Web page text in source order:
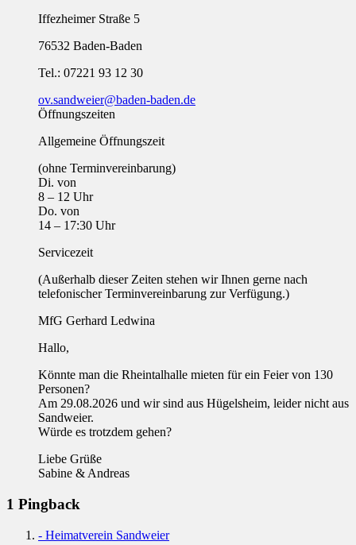
Iffezheimer Straße 5
76532 Baden-Baden
Tel.: 07221 93 12 30
ov.sandweier@baden-baden.de
Öffnungszeiten
Allgemeine Öffnungszeit
(ohne Terminvereinbarung)
Di. von
8 – 12 Uhr
Do. von
14 – 17:30 Uhr
Servicezeit
(Außerhalb dieser Zeiten stehen wir Ihnen gerne nach
telefonischer Terminvereinbarung zur Verfügung.)
MfG Gerhard Ledwina
Hallo,
Könnte man die Rheintalhalle mieten für ein Feier von 130
Personen?
Am 29.08.2026 und wir sind aus Hügelsheim, leider nicht aus
Sandweier.
Würde es trotzdem gehen?
Liebe Grüße
Sabine & Andreas
1 Pingback
- Heimatverein Sandweier